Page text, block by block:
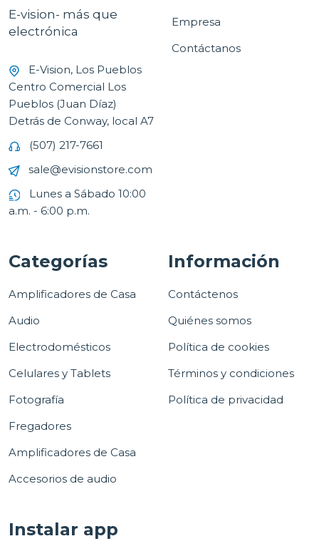
E-vision- más que
electrónica
E-Vision, Los Pueblos
Centro Comercial Los
Pueblos (Juan Díaz)
Detrás de Conway, local A7
(507) 217-7661
sale@evisionstore.com
Lunes a Sábado 10:00
a.m. - 6:00 p.m.
Empresa
Contáctanos
Categorías
Amplificadores de Casa
Audio
Electrodomésticos
Celulares y Tablets
Fotografía
Fregadores
Amplificadores de Casa
Accesorios de audio
Información
Contáctenos
Quiénes somos
Política de cookies
Términos y condiciones
Política de privacidad
Instalar app